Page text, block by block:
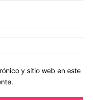
y sitio web en este